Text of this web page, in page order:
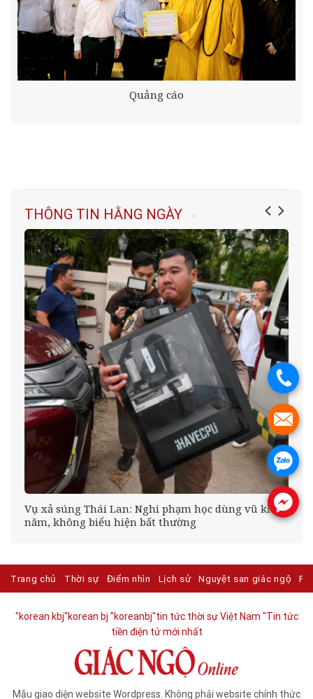
Quảng cáo
THÔNG TIN HẰNG NGÀY
Vụ xả súng Thái Lan: Nghi phạm học dùng vũ khí 2
năm, không biểu hiện bất thường
Trang chủ Thời sự Điểm nhìn Lịch sử Nguyệt san giác ngộ
"korean kbj​"korean bj "koreanbj​"tin tức thời sự Việt Nam "Tin tức
tiền điện tử mới nhất​
Mẫu giao diện website Wordpress. Không phải website chính thức
.
.
.
.